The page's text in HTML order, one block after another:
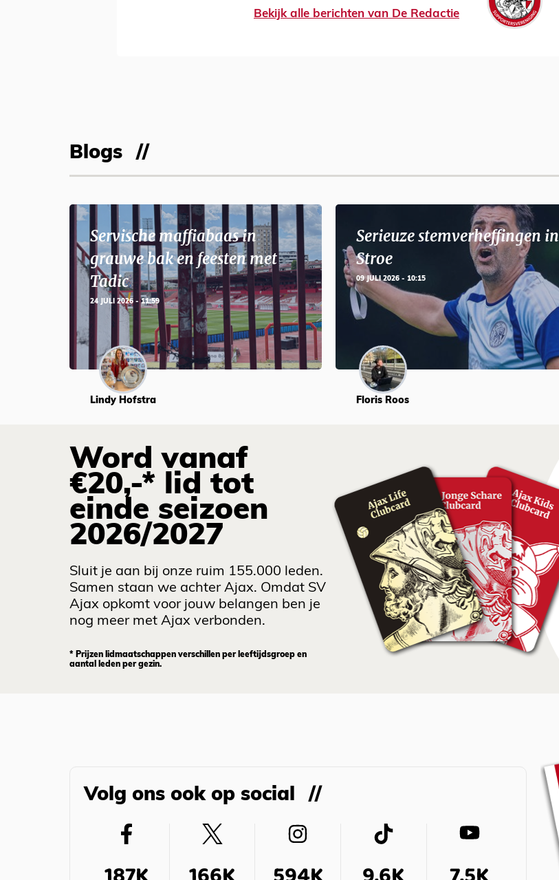
Bekijk alle berichten van De Redactie
Blogs
Servische maffiabaas in
grauwe bak en feesten met
Tadic
24 JULI 2026 - 11:59
Lindy Hofstra
Serieuze stemverheffingen in
Stroe
09 JULI 2026 - 10:15
Floris Roos
Word vanaf
€20,-* lid tot
einde seizoen
2026/2027
Sluit je aan bij onze ruim 155.000 leden.
Samen staan we achter Ajax. Omdat SV
Ajax opkomt voor jouw belangen ben je
nog meer met Ajax verbonden.
* Prijzen lidmaatschappen verschillen per leeftijdsgroep en
aantal leden per gezin.
Volg ons ook op social